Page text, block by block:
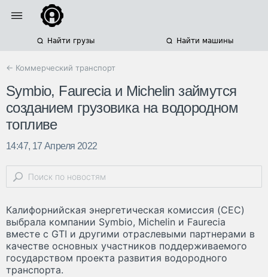
Найти грузы Найти машины
← Коммерческий транспорт
Symbio, Faurecia и Michelin займутся
созданием грузовика на водородном
топливе
14:47, 17 Апреля 2022
Калифорнийская энергетическая комиссия (CEC)
выбрала компании Symbio, Michelin и Faurecia
вместе с GTI и другими отраслевыми партнерами в
качестве основных участников поддерживаемого
государством проекта развития водородного
транспорта.